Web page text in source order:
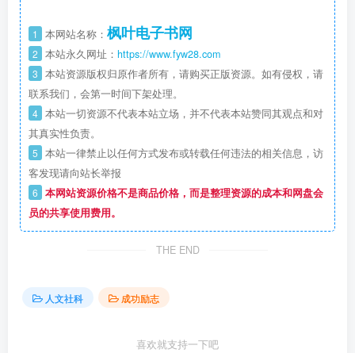
1 本网站名称： 枫叶电子书网
2 本站永久网址： https://www.fyw28.com
3 本站资源版权归原作者所有，请购买正版资源。如有侵权，请
联系我们，会第一时间下架处理。
4 本站一切资源不代表本站立场，并不代表本站赞同其观点和对
其真实性负责。
5 本站一律禁止以任何方式发布或转载任何违法的相关信息，访
客发现请向站长举报
6 本网站资源价格不是商品价格，而是整理资源的成本和网盘会
员的共享使用费用。
THE END
人文社科 成功励志
喜欢就支持一下吧